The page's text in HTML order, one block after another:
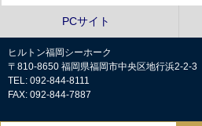
PCサイト
ヒルトン福岡シーホーク
〒810-8650 福岡県福岡市中央区地行浜2-2-3
TEL: 092-844-8111
FAX: 092-844-7887